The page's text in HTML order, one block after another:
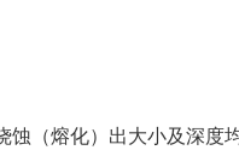
蚀（熔化）出大小及深度